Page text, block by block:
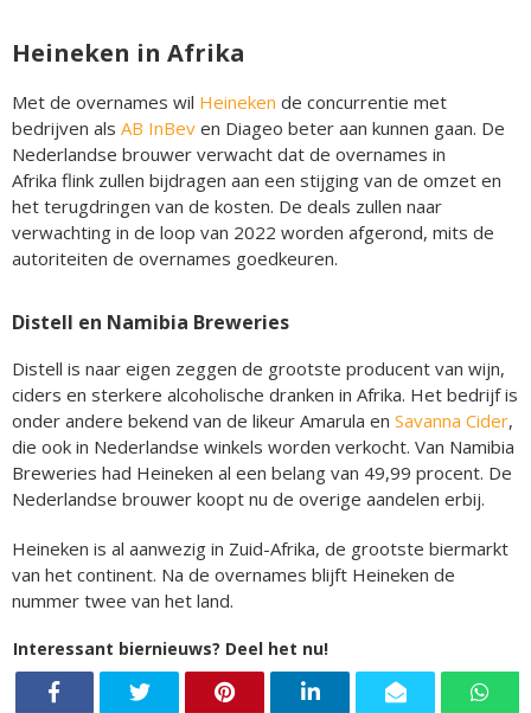
Heineken in Afrika
Met de overnames wil Heineken de concurrentie met
bedrijven als AB InBev en Diageo beter aan kunnen gaan. De
Nederlandse brouwer verwacht dat de overnames in
Afrika flink zullen bijdragen aan een stijging van de omzet en
het terugdringen van de kosten. De deals zullen naar
verwachting in de loop van 2022 worden afgerond, mits de
autoriteiten de overnames goedkeuren.
Distell en Namibia Breweries
Distell is naar eigen zeggen de grootste producent van wijn,
ciders en sterkere alcoholische dranken in Afrika. Het bedrijf is
onder andere bekend van de likeur Amarula en Savanna Cider,
die ook in Nederlandse winkels worden verkocht. Van Namibia
Breweries had Heineken al een belang van 49,99 procent. De
Nederlandse brouwer koopt nu de overige aandelen erbij.
Heineken is al aanwezig in Zuid-Afrika, de grootste biermarkt
van het continent. Na de overnames blijft Heineken de
nummer twee van het land.
Interessant biernieuws? Deel het nu!